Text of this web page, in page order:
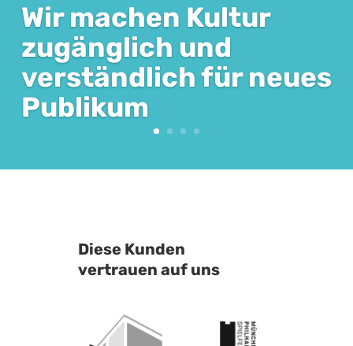
Wir machen Kultur
zugänglich und
verständlich für neues
Publikum
Diese Kunden
vertrauen auf uns